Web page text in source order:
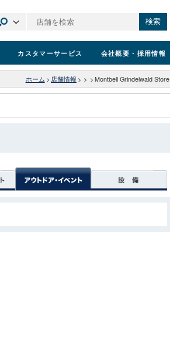
検索
カスタマーサービス 会社概要 ・採用情報
ホーム > 店舗情報 > > > Montbell Grindelwald Store